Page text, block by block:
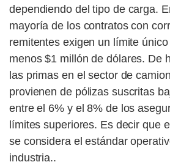
dependiendo del tipo de carga.
mayoría de los contratos con
remitentes exigen un límite
menos $1 millón de dólares. De
las primas en el sector de
provienen de pólizas suscritas
entre el 6% y el 8% de los
límites superiores. Es decir que
se considera el estándar
industria..